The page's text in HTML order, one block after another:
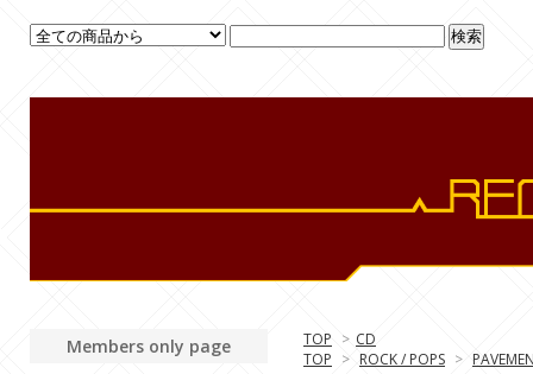
TOP > CD
TOP > ROCK / POPS >
Members only page